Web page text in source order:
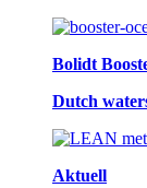
Bolidt
Dutch
Aktuell